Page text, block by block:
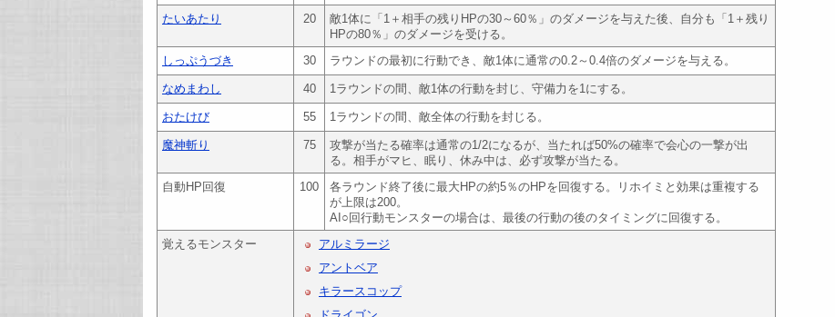
たいあたり
20
敵1体に「1＋相手の残りHPの30～60％」のダメージを与えた後、自分も「1＋残り
HPの80％」のダメージを受ける。
しっぷうづき
30 ラウンドの最初に行動でき、敵1体に通常の0.2～0.4倍のダメージを与える。
なめまわし 40 1ラウンドの間、敵1体の行動を封じ、守備力を1にする。
おたけび 55 1ラウンドの間、敵全体の行動を封じる。
魔神斬り 75
攻撃が当たる確率は通常の1/2になるが、当たれば50%の確率で会心の一撃が出
る。相手がマヒ、眠り、休み中は、必ず攻撃が当たる。
自動HP回復
100
各ラウンド終了後に最大HPの約5％のHPを回復する。リホイミと効果は重複する
が上限は200。
AI○回行動モンスターの場合は、最後の行動の後のタイミングに回復する。
覚えるモンスター
アルミラージ
アントベア
キラースコップ